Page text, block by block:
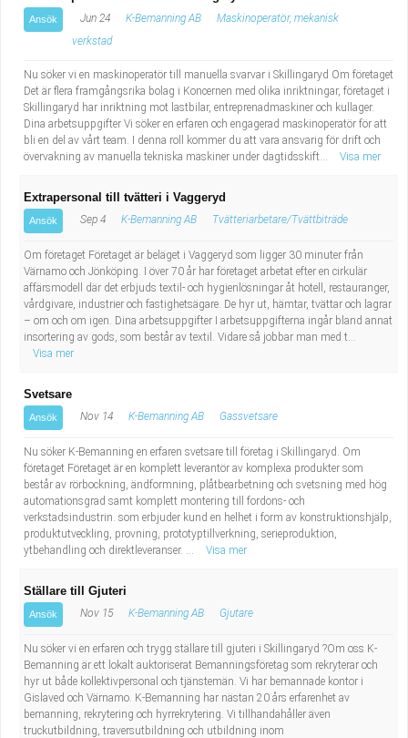
Ansök Jun 24 K-Bemanning AB
Maskinoperatör, mekanisk
verkstad
Nu söker vi en maskinoperatör till manuella svarvar i Skillingaryd Om företaget
Det är flera framgångsrika bolag i Koncernen med olika inriktningar, företaget i
Skillingaryd har inriktning mot lastbilar, entreprenadmaskiner och kullager.
Dina arbetsuppgifter Vi söker en erfaren och engagerad maskinoperatör för att
bli en del av vårt team. I denna roll kommer du att vara ansvarig för drift och
övervakning av manuella tekniska maskiner under dagtidsskift...
Visa mer
Extrapersonal till tvätteri i Vaggeryd
Ansök Sep 4 K-Bemanning AB Tvätteriarbetare/Tvättbiträde
Om företaget Företaget är beläget i Vaggeryd som ligger 30 minuter från
Värnamo och Jönköping. I över 70 år har företaget arbetat efter en cirkulär
affärsmodell där det erbjuds textil- och hygienlösningar åt hotell, restauranger,
vårdgivare, industrier och fastighetsägare. De hyr ut, hämtar, tvättar och lagrar
– om och om igen. Dina arbetsuppgifter I arbetsuppgifterna ingår bland annat
insortering av gods, som består av textil. Vidare så jobbar man med t...
Visa mer
Svetsare
Ansök Nov 14 K-Bemanning AB Gassvetsare
Nu söker K-Bemanning en erfaren svetsare till företag i Skillingaryd. Om
företaget Företaget är en komplett leverantör av komplexa produkter som
består av rörbockning, ändformning, plåtbearbetning och svetsning med hög
automationsgrad samt komplett montering till fordons- och
verkstadsindustrin. som erbjuder kund en helhet i form av konstruktionshjälp,
produktutveckling, provning, prototyptillverkning, serieproduktion,
ytbehandling och direktleveranser. ...
Visa mer
Ställare till Gjuteri
Ansök Nov 15 K-Bemanning AB Gjutare
Nu söker vi en erfaren och trygg ställare till gjuteri i Skillingaryd ?Om oss K-
Bemanning är ett lokalt auktoriserat Bemanningsföretag som rekryterar och
hyr ut både kollektivpersonal och tjänstemän. Vi har bemannade kontor i
Gislaved och Värnamo. K-Bemanning har nästan 20 års erfarenhet av
bemanning, rekrytering och hyrrekrytering. Vi tillhandahåller även
truckutbildning, traversutbildning och utbildning inom